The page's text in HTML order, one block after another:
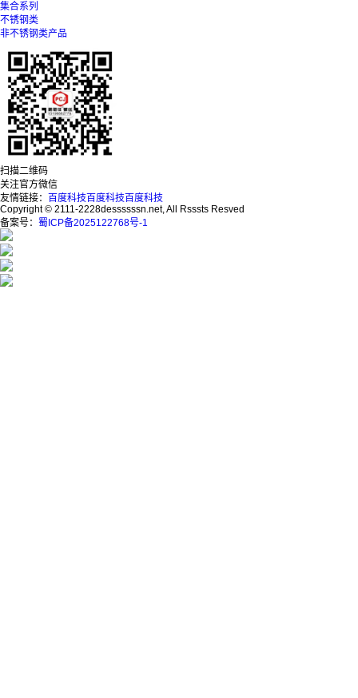
集合系列
不锈钢类
非不锈钢类产品
扫描二维码
关注官方微信
友情链接：
百度科技百度科技百度科技
Copyright © 2111-2228dessssssn.net, All Rsssts Resved
备案号： 蜀ICP备2025122768号-1